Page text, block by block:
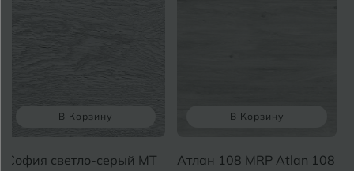
В Корзину
София светло-серый MT
В Корзину
Атлан 108 MRP Atlan 108